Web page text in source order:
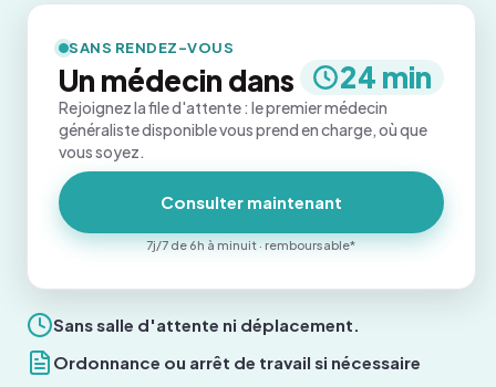
Sans salle d'attente ni déplacement.
Ordonnance ou arrêt de travail si nécessaire
SANS RENDEZ-VOUS
Un médecin dans 24 min
Rejoignez la file d'attente : le premier médecin
généraliste disponible vous prend en charge, où que
vous soyez.
Consulter maintenant
7j/7 de 6h à minuit · remboursable*